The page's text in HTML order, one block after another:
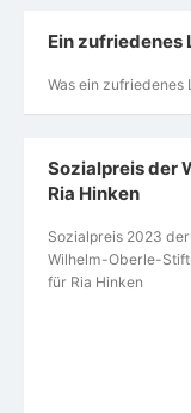
Ein zufriedenes
Was ein zufriedenes
Sozialpreis der
Ria Hinken
Sozialpreis 2023 der
Wilhelm-Oberle-
für Ria Hinken